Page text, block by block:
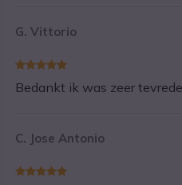
G. Vittorio
Bedankt ik was zeer
C. Jose Antonio